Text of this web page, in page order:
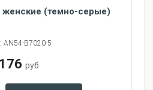
женские (темно-серые)
AN54-B7020-5
176 руб